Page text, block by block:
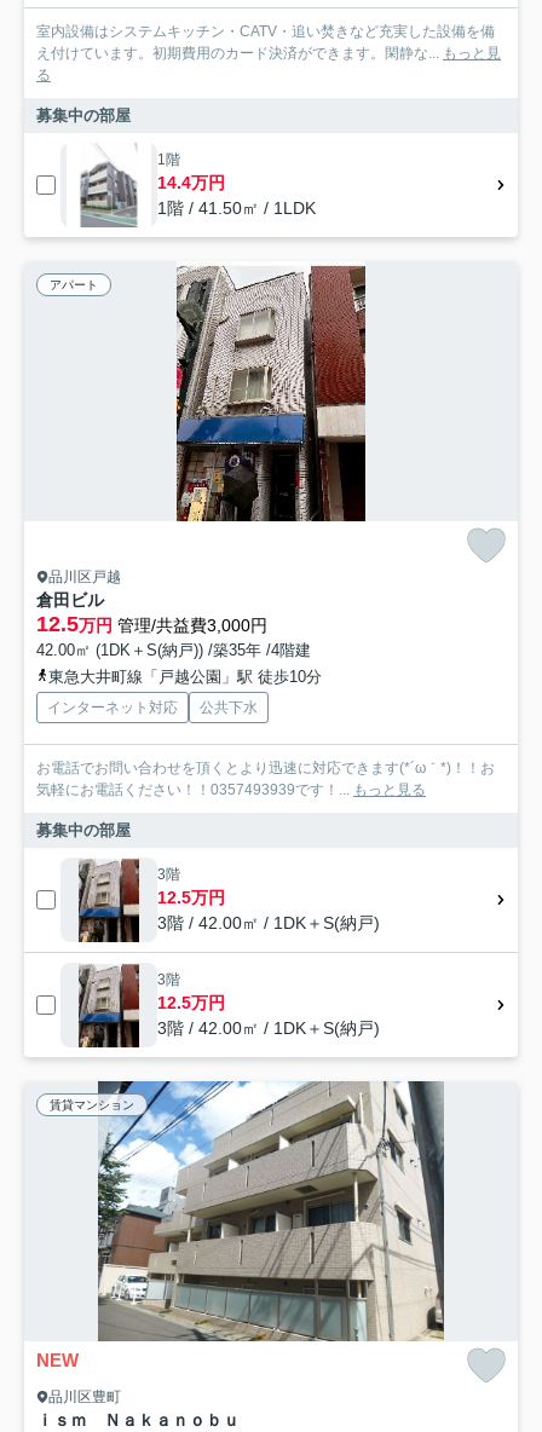
室内設備はシステムキッチン・CATV・追い焚きなど充実した設備を備
え付けています。初期費用のカード決済ができます。閑静な... もっと見
る
募集中の部屋
1階
14.4万円
1階 / 41.50㎡ / 1LDK
アパート
品川区戸越
倉田ビル
12.5万円 管理/共益費3,000円
42.00㎡ (1DK＋S(納戸)) /築35年 /4階建
東急大井町線「戸越公園」駅 徒歩10分
インターネット対応 公共下水
お電話でお問い合わせを頂くとより迅速に対応できます(*´ω｀*)！！お
気軽にお電話ください！！0357493939です！... もっと見る
募集中の部屋
3階
12.5万円
3階 / 42.00㎡ / 1DK＋S(納戸)
3階
12.5万円
3階 / 42.00㎡ / 1DK＋S(納戸)
賃貸マンション
NEW
品川区豊町
ｉｓｍ Ｎａｋａｎｏｂｕ